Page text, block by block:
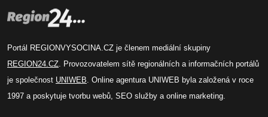
Portál REGIONVYSOCINA.CZ je členem mediální skupiny
REGION24.CZ . Provozovatelem sítě regionálních a informačních portálů
je společnost UNIWEB . Online agentura UNIWEB byla založená v roce
1997 a poskytuje tvorbu webů, SEO služby a online marketing.